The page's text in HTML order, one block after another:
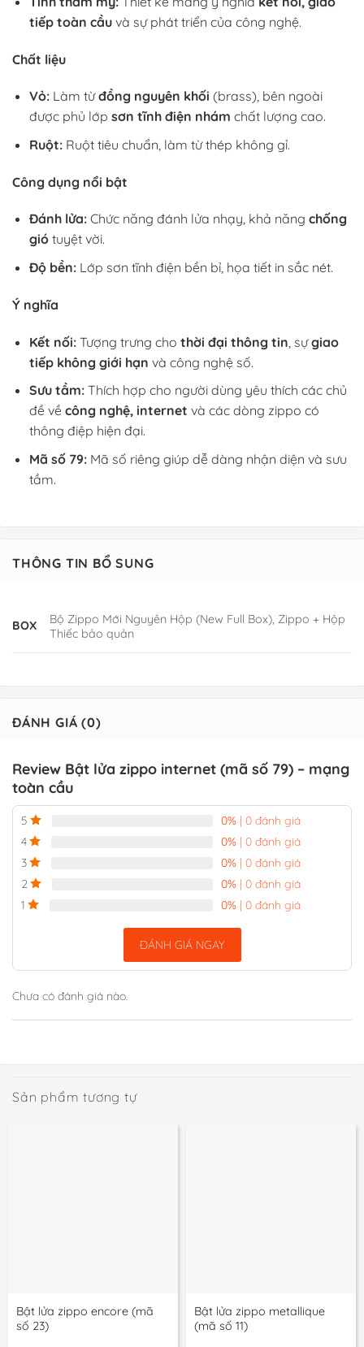
tiếp toàn cầuvà sự phát triển của công nghệ.
Chất liệu
Vỏ:Làm từđồng nguyên khối (brass), bên ngoài
được phủ lớp sơn tĩnh điện nhám chất lượng cao.
Ruột:Ruột tiêu chuẩn, làm từ thép không gỉ.
Công dụng nổi bật
Đánh lửa:Chức năng đánh lửa nhạy, khả năng chống
giótuyệt vời.
Độ bền:Lớp sơn tĩnh điện bền bỉ, họa tiết in sắc nét.
Ý nghĩa
Kết nối:Tượng trưng cho thời đại thông tin , sựgiao
tiếp không giới hạn và công nghệ số.
Sưu tầm:Thích hợp cho người dùng yêu thích các chủ
đề về công nghệ, internet và các dòng zippo có
thông điệp hiện đại.
Mã số 79:Mã số riêng giúp dễ dàng nhận diện và sưu
tầm.
THÔNG TIN BỔ SUNG
BOX
Bộ Zippo Mới Nguyên Hộp (New Full Box), Zippo + Hộp
Thiếc bảo quản
ĐÁNH GIÁ (0)
Review Bật lửa zippo internet (mã số 79) – mạng
toàn cầu
5 0% | 0 đánh giá
4
0% | 0 đánh giá
3
0% | 0 đánh giá
2
0% | 0 đánh giá
1
0% | 0 đánh giá
ĐÁNH GIÁ NGAY
Chưa có đánh giá nào.
Sản phẩm tương tự
Bật lửa zippo encore (mã
số 23)
Bật lửa zippo metallique
(mã số 11)